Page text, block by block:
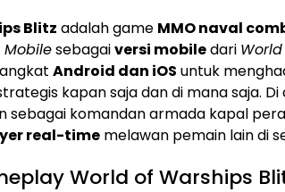
Blitz adalah game MMO naval
sebagaiversi mobiledari
Android dan iOS untuk
kapan saja dan di mana saja.
sebagai komandan armada kapal
real-time melawan pemain lain di
World of Warships